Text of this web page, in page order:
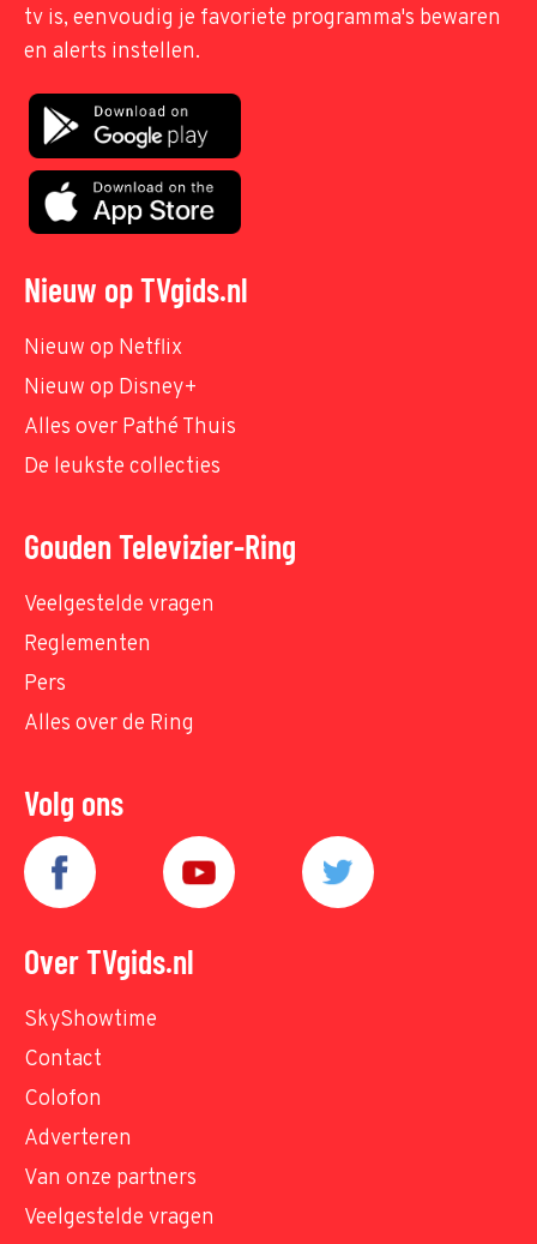
tv is, eenvoudig je favoriete programma's bewaren
en alerts instellen.
Nieuw op TVgids.nl
Nieuw op Netflix
Nieuw op Disney+
Alles over Pathé Thuis
De leukste collecties
Gouden Televizier-Ring
Veelgestelde vragen
Reglementen
Pers
Alles over de Ring
Volg ons
Over TVgids.nl
SkyShowtime
Contact
Colofon
Adverteren
Van onze partners
Veelgestelde vragen